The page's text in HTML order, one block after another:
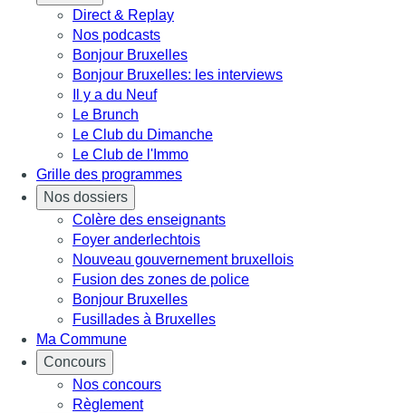
Direct & Replay
Nos podcasts
Bonjour Bruxelles
Bonjour Bruxelles: les interviews
Il y a du Neuf
Le Brunch
Le Club du Dimanche
Le Club de l'Immo
Grille des programmes
Nos dossiers
Colère des enseignants
Foyer anderlechtois
Nouveau gouvernement bruxellois
Fusion des zones de police
Bonjour Bruxelles
Fusillades à Bruxelles
Ma Commune
Concours
Nos concours
Règlement